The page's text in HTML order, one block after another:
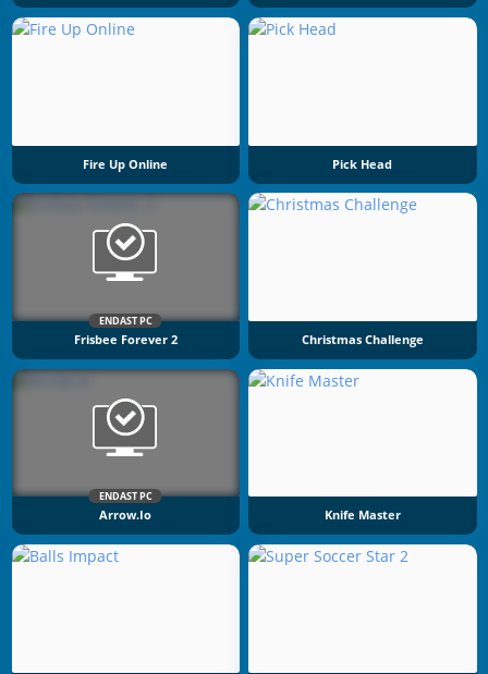
Fire Up Online Pick Head
ENDAST PC
Frisbee Forever 2 Christmas Challenge
ENDAST PC
Arrow.io Knife Master